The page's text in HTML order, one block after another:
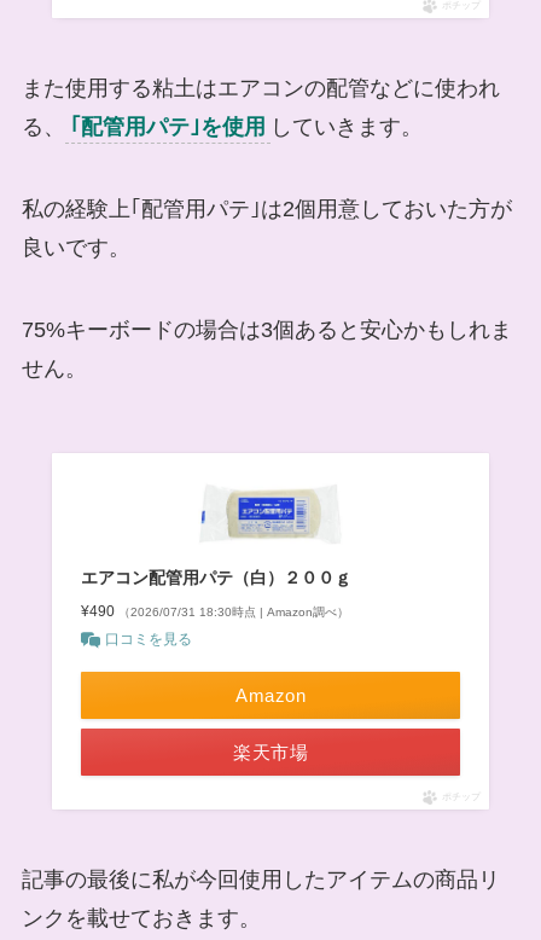
ポチップ
また使用する粘土はエアコンの配管などに使われ
る、
｢配管用パテ｣を使用 していきます。
私の経験上｢配管用パテ｣は2個用意しておいた方が
良いです。
75%キーボードの場合は3個あると安心かもしれま
せん。
エアコン配管用パテ（白）２００ｇ
¥490 （2026/07/31 18:30時点 | Amazon調べ）
口コミを見る
Amazon
楽天市場
ポチップ
記事の最後に私が今回使用したアイテムの商品リ
ンクを載せておきます。